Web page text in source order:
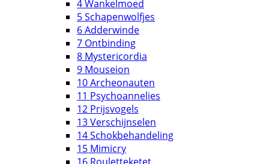
4 Wankelmoed
5 Schapenwolfjes
6 Adderwinde
7 Ontbinding
8 Mystericordia
9 Mouseion
10 Archeonauten
11 Psychoannelies
12 Prijsvogels
13 Verschijnselen
14 Schokbehandeling
15 Mimicry